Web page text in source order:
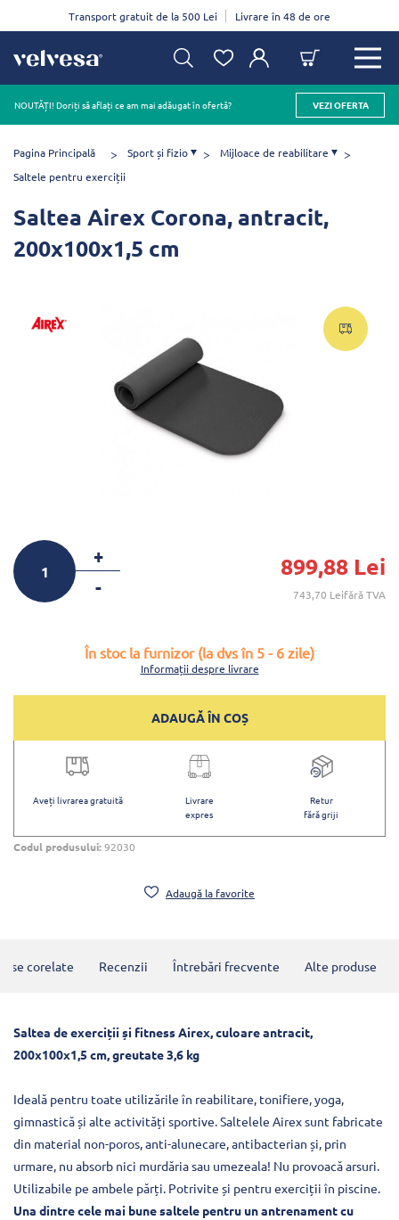
Transport gratuit de la 500 Lei Livrare în 48 de ore
NOUTĂȚI! Doriți să aflați ce am mai adăugat în ofertă? VEZI OFERTA
Pagina Principală Sport și fizio
Mijloace de reabilitare
Saltele pentru exerciții
Saltea Airex Corona, antracit,
200x100x1,5 cm
+
-
899,88 Lei
743,70 Leifără TVA
În stoc la furnizor (la dvs în 5 - 6 zile)
Informații despre livrare
ADAUGĂ ÎN COȘ
Aveți livrarea gratuită
Livrare
expres
Retur
fără griji
Codul produsului:92030
Adaugă la favorite
corelate Recenzii Întrebări frecvente Alte produse
Saltea de exerciții și fitness Airex, culoare antracit,
200x100x1,5 cm, greutate 3,6 kg
Ideală pentru toate utilizările în reabilitare, tonifiere, yoga,
gimnastică și alte activități sportive. Saltelele Airex sunt fabricate
din material non-poros, anti-alunecare, antibacterian și, prin
urmare, nu absorb nici murdăria sau umezeala! Nu provoacă arsuri.
Utilizabile pe ambele părți. Potrivite și pentru exerciții în piscine.
Una dintre cele mai bune saltele pentru un antrenament cu